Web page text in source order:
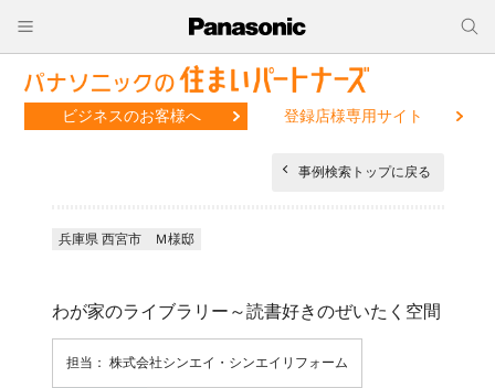
ビジネスのお客様へ 登録店様専用サイト
事例検索トップに戻る
兵庫県 西宮市 Ｍ様邸
わが家のライブラリー～読書好きのぜいたく空間
担当： 株式会社シンエイ・シンエイリフォーム